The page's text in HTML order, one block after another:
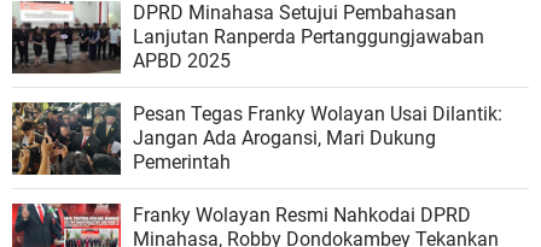
DPRD Minahasa Setujui Pembahasan
Lanjutan Ranperda Pertanggungjawaban
APBD 2025
Pesan Tegas Franky Wolayan Usai Dilantik:
Jangan Ada Arogansi, Mari Dukung
Pemerintah
Franky Wolayan Resmi Nahkodai DPRD
Minahasa, Robby Dondokambey Tekankan